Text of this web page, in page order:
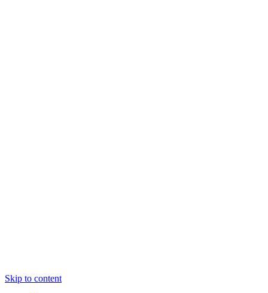
Skip to content